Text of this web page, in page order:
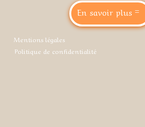
En savoir plus
Mentions légales
Politique de confidentialité